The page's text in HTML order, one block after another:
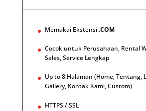
Memakai Ekstensi.COM
Cocok untuk Perusahaan, Rental
Sales, Service Lengkap
Up to 8 Halaman (Home, Tentang,
Gallery, Kontak Kami, Custom)
HTTPS / SSL